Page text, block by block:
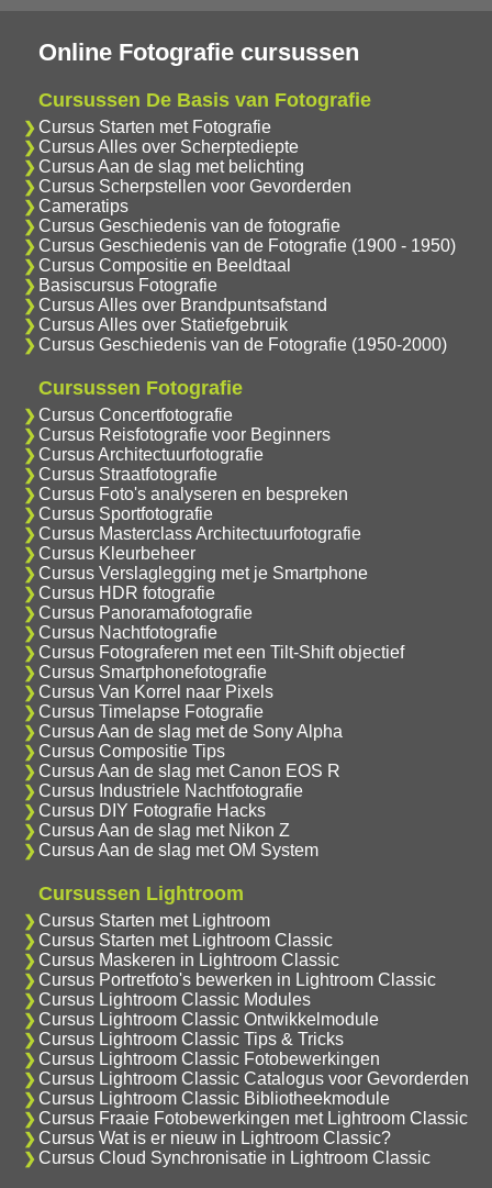
Online Fotografie cursussen
Cursussen De Basis van Fotografie
Cursus Starten met Fotografie
Cursus Alles over Scherptediepte
Cursus Aan de slag met belichting
Cursus Scherpstellen voor Gevorderden
Cameratips
Cursus Geschiedenis van de fotografie
Cursus Geschiedenis van de Fotografie (1900 - 1950)
Cursus Compositie en Beeldtaal
Basiscursus Fotografie
Cursus Alles over Brandpuntsafstand
Cursus Alles over Statiefgebruik
Cursus Geschiedenis van de Fotografie (1950-2000)
Cursussen Fotografie
Cursus Concertfotografie
Cursus Reisfotografie voor Beginners
Cursus Architectuurfotografie
Cursus Straatfotografie
Cursus Foto's analyseren en bespreken
Cursus Sportfotografie
Cursus Masterclass Architectuurfotografie
Cursus Kleurbeheer
Cursus Verslaglegging met je Smartphone
Cursus HDR fotografie
Cursus Panoramafotografie
Cursus Nachtfotografie
Cursus Fotograferen met een Tilt-Shift objectief
Cursus Smartphonefotografie
Cursus Van Korrel naar Pixels
Cursus Timelapse Fotografie
Cursus Aan de slag met de Sony Alpha
Cursus Compositie Tips
Cursus Aan de slag met Canon EOS R
Cursus Industriele Nachtfotografie
Cursus DIY Fotografie Hacks
Cursus Aan de slag met Nikon Z
Cursus Aan de slag met OM System
Cursussen Lightroom
Cursus Starten met Lightroom
Cursus Starten met Lightroom Classic
Cursus Maskeren in Lightroom Classic
Cursus Portretfoto's bewerken in Lightroom Classic
Cursus Lightroom Classic Modules
Cursus Lightroom Classic Ontwikkelmodule
Cursus Lightroom Classic Tips & Tricks
Cursus Lightroom Classic Fotobewerkingen
Cursus Lightroom Classic Catalogus voor Gevorderden
Cursus Lightroom Classic Bibliotheekmodule
Cursus Fraaie Fotobewerkingen met Lightroom Classic
Cursus Wat is er nieuw in Lightroom Classic?
Cursus Cloud Synchronisatie in Lightroom Classic